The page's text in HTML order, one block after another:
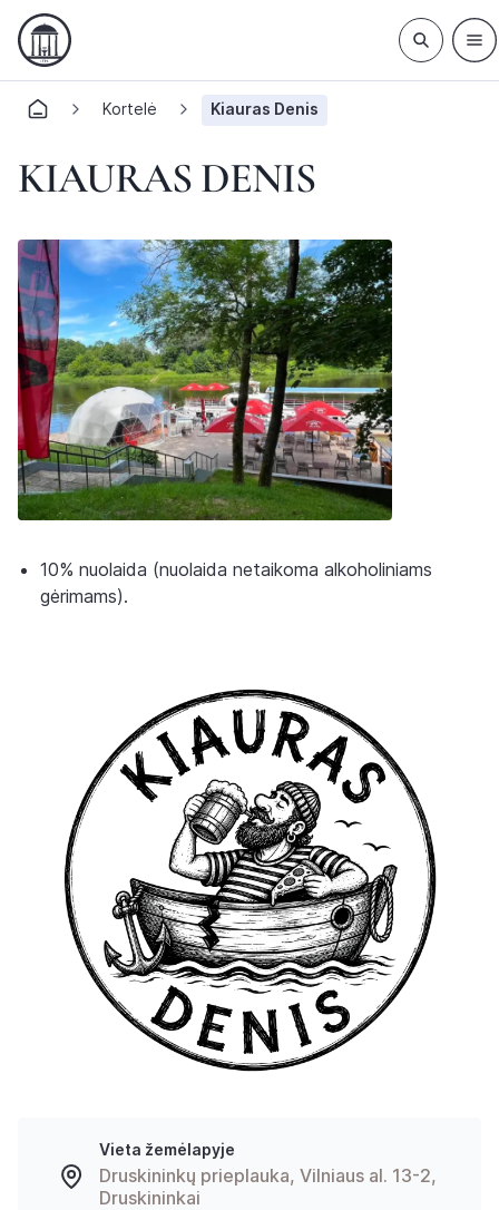
Kortelė Kiauras Denis
KIAURAS DENIS
10% nuolaida (nuolaida netaikoma alkoholiniams
gėrimams).
Vieta žemėlapyje
Druskininkų prieplauka, Vilniaus al. 13-2,
Druskininkai